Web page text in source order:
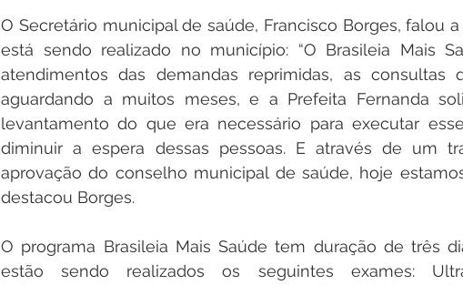
O Secretário municipal de saúde, Francisco Borges, falou
está sendo realizado no município: “O Brasileia Mais
atendimentos das demandas reprimidas, as
aguardando a muitos meses, e a Prefeita Fernanda
levantamento do que era necessário para executar
diminuir a espera dessas pessoas. E através de um
aprovação do conselho municipal de saúde, hoje
destacou Borges.
O programa Brasileia Mais Saúde tem duração de três
estão sendo realizados os seguintes exames: